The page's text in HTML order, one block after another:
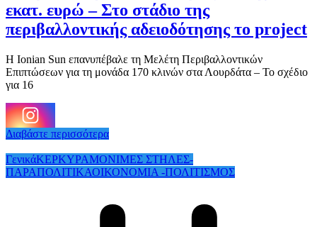
εκατ. ευρώ – Στο στάδιο της
περιβαλλοντικής αδειοδότησης το project
Η Ionian Sun επανυπέβαλε τη Μελέτη Περιβαλλοντικών
Επιπτώσεων για τη μονάδα 170 κλινών στα Λουρδάτα – Το σχέδιο
για 16
Διαβάστε περισσότερα
ΓενικάΚΕΡΚΥΡΑΜΟΝΙΜΕΣ ΣΤΗΛΕΣ-
ΠΑΡΑΠΟΛΙΤΙΚΑΟΙΚΟΝΟΜΙΑ -ΠΟΛΙΤΙΣΜΟΣ